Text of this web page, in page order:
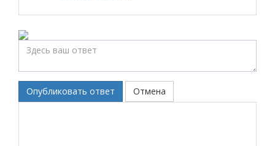
Опубликовать ответ Отмена